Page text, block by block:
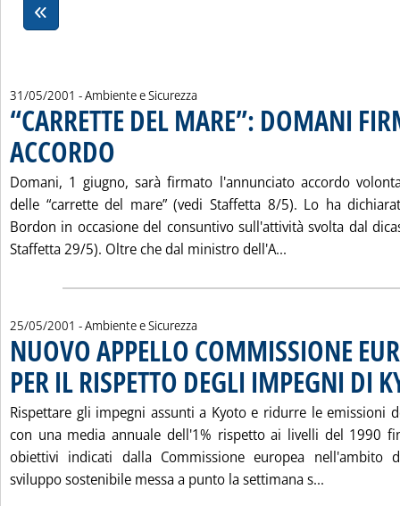
31/05/2001 - Ambiente e Sicurezza
“CARRETTE DEL MARE”: DOMANI
ACCORDO
Domani, 1 giugno, sarà firmato l'annunciato accordo
delle “carrette del mare” (vedi Staffetta 8/5). Lo ha
Bordon in occasione del consuntivo sull'attività svolta dal
Staffetta 29/5). Oltre che dal ministro dell'A...
25/05/2001 - Ambiente e Sicurezza
NUOVO APPELLO COMMISSIONE
PER IL RISPETTO DEGLI IMPEGNI DI
Rispettare gli impegni assunti a Kyoto e ridurre le emissioni
con una media annuale dell'1% rispetto ai livelli del 1990
obiettivi indicati dalla Commissione europea nell'ambito
sviluppo sostenibile messa a punto la settimana s...